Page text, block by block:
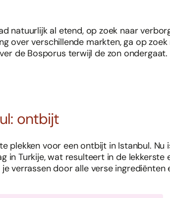
natuurlijk al etend, op zoek naar
over verschillende markten, ga op
de Bosporus terwijl de zon ondergaat.
ontbijt
plekken voor een ontbijt in Istanbul. Nu
in Turkije, wat resulteert in de
verrassen door alle verse ingrediënten